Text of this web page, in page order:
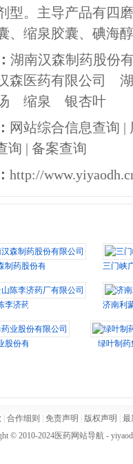
型。主导产品有四
、缩泉胶囊、碘海
湖南汉森制药股份
森医药有限公司
缩泉
银杏叶
网站综合信息查询 |
询 | 备案查询
http://
制药股份有限公司 三门峡
李济药厂有限公司 济南利
份有限公司 绿叶制药
合作细则 免责声明 版权声明
最
© 2010-2024医药网站导航-